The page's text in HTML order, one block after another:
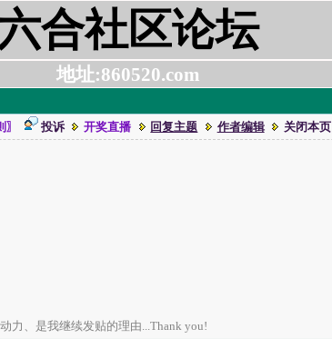
六合社区论坛
地址:860520.com
投诉 开奖直播 回复主题 作者编辑 关闭本页
力、是我继续发贴的理由...Thank you!